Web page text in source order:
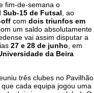
fim-de-semana o
Sub-15 de Futsal , ao
off com dois triunfos em
um saldo absolutamente
vai assim disputar a
27 e 28 de junho , em
da Beira
três clubes no Pavilhão
cada equipa jogou uma